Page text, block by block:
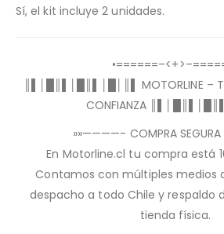
Sí, el kit incluye 2 unidades.
║▌│█║▌│█║▌│█│║▌ MOTORLINE –
CONFIANZA
»»————- COMPRA
En Motorline.cl tu compra está
Contamos con múltiples medios
despacho a todo Chile y respaldo
tienda física.